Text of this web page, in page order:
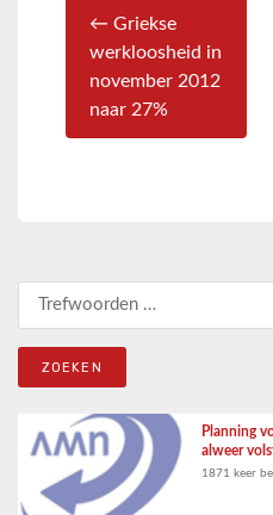
← Griekse
werkloosheid in
november 2012
naar 27%
Zoeken naar:
Planning
alweer
1871 keer